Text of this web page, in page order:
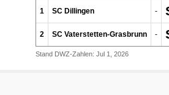
1 SC Dillingen -
2 SC Vaterstetten-Grasbrunn -
Stand DWZ-Zahlen: Jul 1, 2026